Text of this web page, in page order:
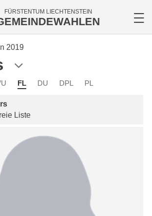
FÜRSTENTUM LIECHTENSTEIN
2019
FL DU DPL PL
Liste